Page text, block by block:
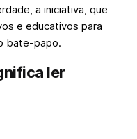
a iniciativa, que
e educativos para
bate-papo.
ler